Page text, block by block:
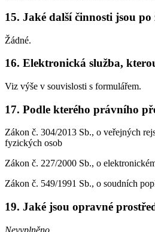
15. Jaké další činnosti jsou
Žádné.
16. Elektronická služba,
Viz výše v souvislosti s formulářem.
17. Podle kterého právního
Zákon č. 304/2013 Sb., o veřejných
fyzických osob
Zákon č. 227/2000 Sb., o
Zákon č. 549/1991 Sb., o soudních
19. Jaké jsou opravné
Nevyplněno